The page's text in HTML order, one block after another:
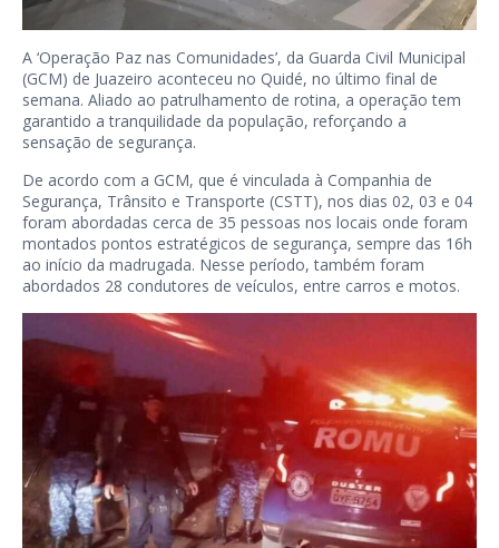
A ‘Operação Paz nas Comunidades’, da Guarda Civil Municipal
(GCM) de Juazeiro aconteceu no Quidé, no último final de
semana. Aliado ao patrulhamento de rotina, a operação tem
garantido a tranquilidade da população, reforçando a
sensação de segurança.
De acordo com a GCM, que é vinculada à Companhia de
Segurança, Trânsito e Transporte (CSTT), nos dias 02, 03 e 04
foram abordadas cerca de 35 pessoas nos locais onde foram
montados pontos estratégicos de segurança, sempre das 16h
ao início da madrugada. Nesse período, também foram
abordados 28 condutores de veículos, entre carros e motos.